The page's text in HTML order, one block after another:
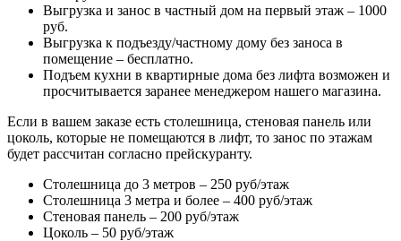
Выгрузка и занос в частный дом на первый этаж – 1000
руб.
Выгрузка к подъезду/частному дому без заноса в
помещение – бесплатно.
Подъем кухни в квартирные дома без лифта возможен и
просчитывается заранее менеджером нашего магазина.
Если в вашем заказе есть столешница, стеновая панель или
цоколь, которые не помещаются в лифт, то занос по этажам
будет рассчитан согласно прейскуранту.
Столешница до 3 метров – 250 руб/этаж
Столешница 3 метра и более – 400 руб/этаж
Стеновая панель – 200 руб/этаж
Цоколь – 50 руб/этаж